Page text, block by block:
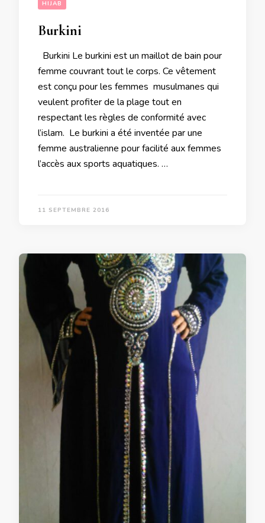
HIJAB
Burkini
Burkini Le burkini est un maillot de bain pour
femme couvrant tout le corps. Ce vêtement
est conçu pour les femmes musulmanes qui
veulent profiter de la plage tout en
respectant les règles de conformité avec
l’islam. Le burkini a été inventée par une
femme australienne pour facilité aux femmes
l’accès aux sports aquatiques. …
11 SEPTEMBRE 2016